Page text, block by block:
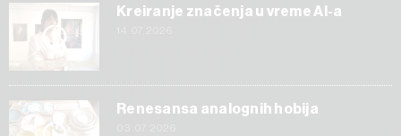
Kreiranje značenja u vreme AI-a
Renesansa analognih hobija